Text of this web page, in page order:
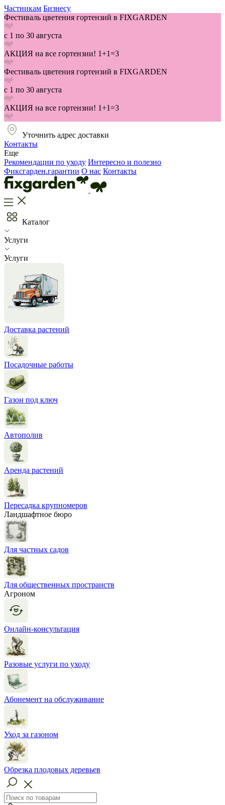
Частникам Бизнесу
Фестиваль цветения гортензий в FIXGARDEN
с 1 по 30 августа
АКЦИЯ на все гортензии! 1+1=3
Фестиваль цветения гортензий в FIXGARDEN
с 1 по 30 августа
АКЦИЯ на все гортензии! 1+1=3
Уточнить адрес доставки
Контакты
Еще
Рекомендации по уходу Интересно и полезно
Фиксгарден.гарантии О нас Контакты
Каталог
Услуги
Услуги
Доставка растений
Посадочные работы
Газон под ключ
Автополив
Аренда растений
Пересадка крупномеров
Ландшафтное бюро
Для частных садов
Для общественных пространств
Агроном
Онлайн-консультация
Разовые услуги по уходу
Абонемент на обслуживание
Уход за газоном
Обрезка плодовых деревьев